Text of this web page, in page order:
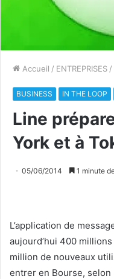
Accueil / ENTREPRISES /
BUSINESS IN THE LOOP
Line
York et à
05/06/2014 1 minute
L’application de
aujourd’hui 400
million de nouveaux
entrer en Bourse, selon